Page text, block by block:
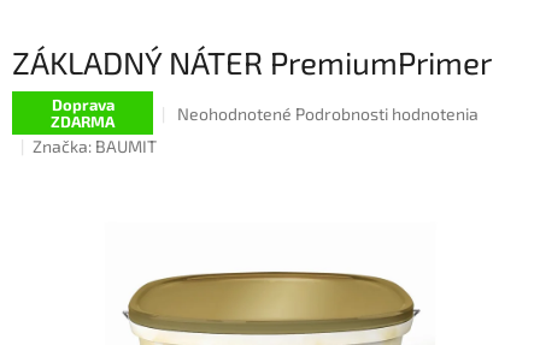
ZÁKLADNÝ NÁTER PremiumPrimer
Doprava
ZDARMA
Priemerné
hviezdičiek.
Neohodnotené Podrobnosti hodnotenia
Značka: BAUMIT